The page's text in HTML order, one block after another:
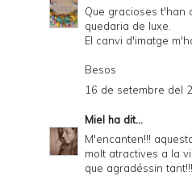
Que gracioses t'han
quedaria de luxe.
El canvi d'imatge
Besos
16 de setembre del
Miel ha dit...
M'encanten!!!
molt atractives a la
que agradéssin tant!!!